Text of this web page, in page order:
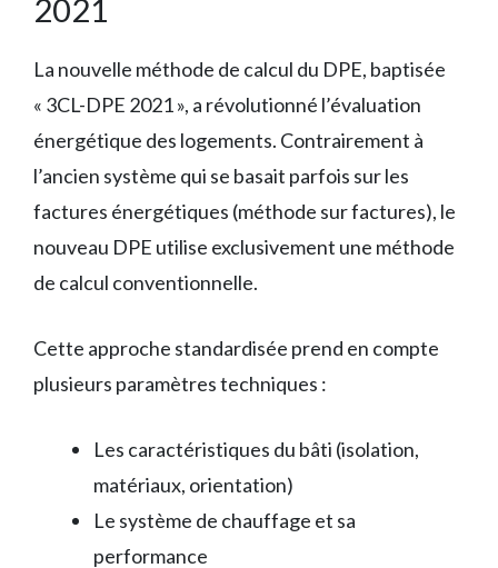
2021
La nouvelle méthode de calcul du DPE, baptisée
« 3CL-DPE 2021 », a révolutionné l’évaluation
énergétique des logements. Contrairement à
l’ancien système qui se basait parfois sur les
factures énergétiques (méthode sur factures), le
nouveau DPE utilise exclusivement une méthode
de calcul conventionnelle.
Cette approche standardisée prend en compte
plusieurs paramètres techniques :
Les caractéristiques du bâti (isolation,
matériaux, orientation)
Le système de chauffage et sa
performance